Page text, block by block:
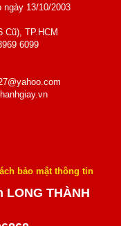
13/10/2003
TP.HCM
6099
bảo mật thông tin
THÀNH